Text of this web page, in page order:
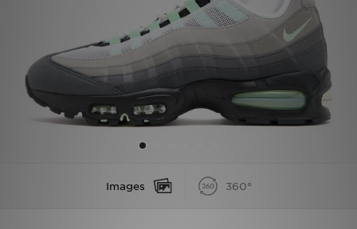
Images 360°
Tuotemerkit
Inspiroidu